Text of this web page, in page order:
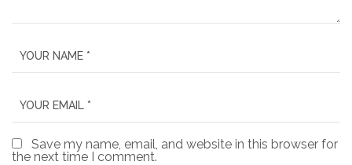
Save my name, email, and website in this browser for
the next time I comment.